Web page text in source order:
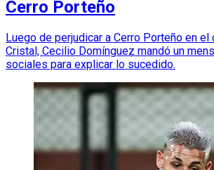
Cerro Porteño
Luego de perjudicar a Cerro Porteño en
Cristal, Cecilio Domínguez mandó un
sociales para explicar lo sucedido.